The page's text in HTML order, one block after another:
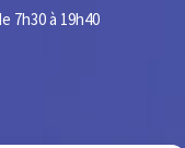
7h30 à 19h40